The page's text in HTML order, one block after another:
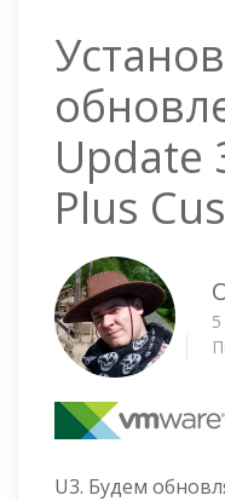
Update
Plus
U3. Будем